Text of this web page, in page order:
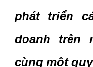
phát triển
doanh trên
cùng một